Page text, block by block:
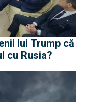
lui Trump că
cu Rusia?